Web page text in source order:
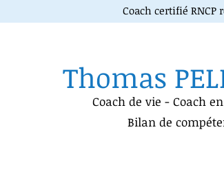
Coach certifié
Thomas
Coach de vie - Coach
Bilan de